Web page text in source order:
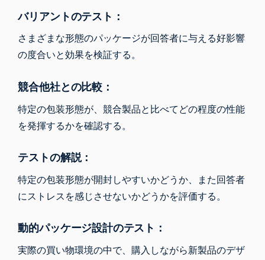
バリアントのテスト：
さまざまな形態のパッケージが回答者に与える好影響
の度合いと効果を検証する。
競合他社との比較：
特定の包装形態が、競合製品と比べてどの程度の性能
を発揮するかを確認する。
テストの解説：
特定の包装形態が開封しやすいかどうか、また回答者
にストレスを感じさせないかどうかを評価する。
動的パッケージ設計のテスト：
実際の買い物環境の中で、購入しながら新製品のデザ